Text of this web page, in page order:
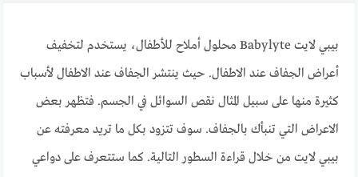
بيبي لايت Babylyte محلول أملاح للأطفال، يستخدم لتخفيف
أعراض الجفاف عند الاطفال. حيث ينتشر الجفاف عند الاطفال لأسباب
كثيرة منها على سبيل المثال نقص السوائل في الجسم. فتظهر بعض
الاعراض التي تنبأك بالجفاف. سوف تتزود بكل ما تريد معرفته عن
بيبي لايت من خلال قراءة السطور التالية. كما ستتعرف على دواعي